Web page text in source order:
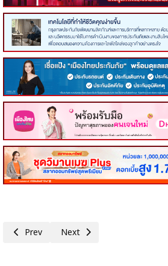
Previous article: PTG - กาแฟพันธุ์ไทย จา
Prev Next article: วิริยะประกันภัย ป
Next